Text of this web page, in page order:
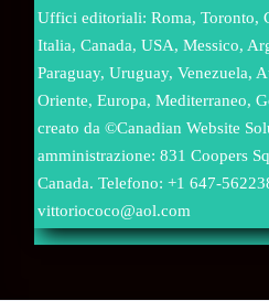
Uffici editoriali: Roma, Toronto,
Italia, Canada, USA, Messico,
Paraguay, Uruguay, Venezuela,
Oriente, Europa, Mediterraneo,
creato da ©Canadian Website
amministrazione: 831 Coopers
Canada. Telefono: +1 647-
vittoriococo@aol.com